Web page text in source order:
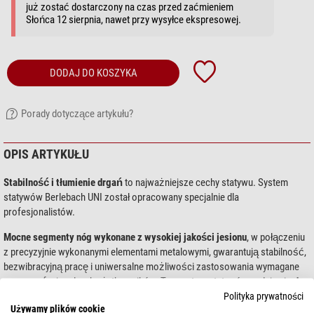
już zostać dostarczony na czas przed zaćmieniem
Słońca 12 sierpnia, nawet przy wysyłce ekspresowej.
DODAJ DO KOSZYKA
Porady dotyczące artykułu?
OPIS ARTYKUŁU
Stabilność i tłumienie drgańto najważniejsze cechy statywu. System
statywów Berlebach UNI został opracowany specjalnie dla
profesjonalistów.
Mocne segmenty nóg wykonane z wysokiej jakości jesionu, w połączeniu
z precyzyjnie wykonanymi elementami metalowymi, gwarantują stabilność,
bezwibracyjną pracę i uniwersalne możliwości zastosowania wymagane
przez profesjonalnych użytkowników. Ten system statywów nadaje siędo
aparatów fotograficznych wszystkich formatów, a także do ciężkich
Polityka prywatności
Używamy plików cookie